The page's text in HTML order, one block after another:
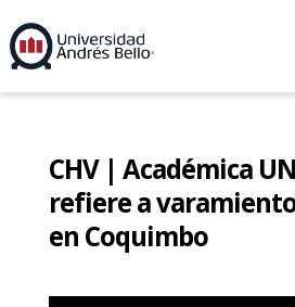
CHV | Académica
refiere a
en Coquimbo